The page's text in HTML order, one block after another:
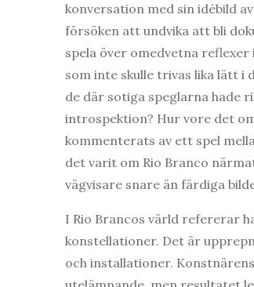
konversation med sin idébild
försöken att undvika att bli
spela över omedvetna
som inte skulle trivas lika lätt i
de där sotiga speglarna hade
introspektion? Hur vore det
kommenterats av ett spel
det varit om Rio Branco
vägvisare snare än färdiga
I Rio Brancos värld refererar
konstellationer. Det är
och installationer.